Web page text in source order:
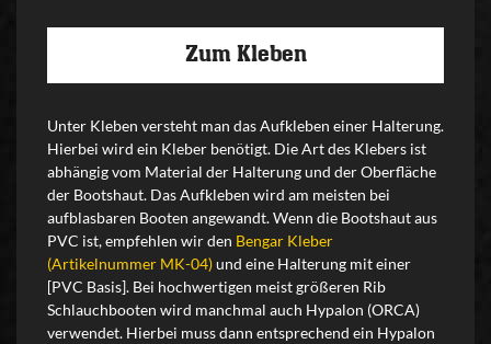
Zum Kleben
Unter Kleben versteht man das Aufkleben einer Halterung.
Hierbei wird ein Kleber benötigt. Die Art des Klebers ist
abhängig vom Material der Halterung und der Oberfläche
der Bootshaut. Das Aufkleben wird am meisten bei
aufblasbaren Booten angewandt. Wenn die Bootshaut aus
PVC ist, empfehlen wir den Bengar Kleber
(Artikelnummer MK-04)und eine Halterung mit einer
[PVC Basis]. Bei hochwertigen meist größeren Rib
Schlauchbooten wird manchmal auch Hypalon (ORCA)
verwendet. Hierbei muss dann entsprechend ein Hypalon